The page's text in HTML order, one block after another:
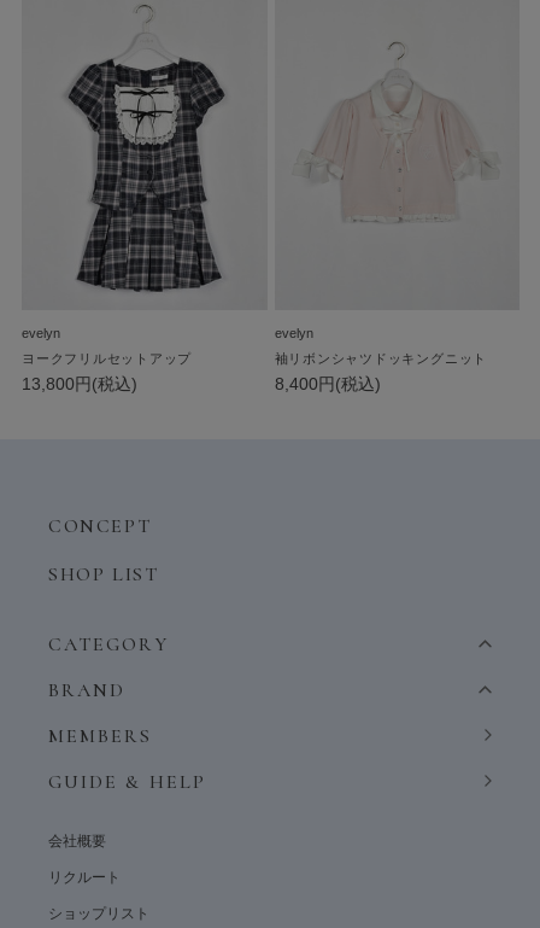
evelyn
ヨークフリルセットアップ
13,800円(税込)
evelyn
袖リボンシャツドッキングニット
8,400円(税込)
CONCEPT
SHOP LIST
CATEGORY
BRAND
MEMBERS
GUIDE & HELP
会社概要
リクルート
ショップリスト